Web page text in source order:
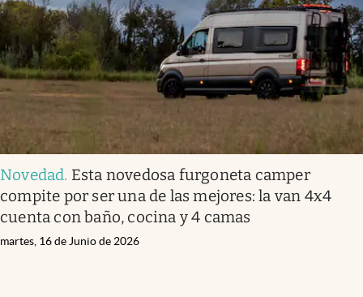
Novedad. Esta novedosa furgoneta camper
compite por ser una de las mejores: la van 4x4
cuenta con baño, cocina y 4 camas
martes, 16 de Junio de 2026